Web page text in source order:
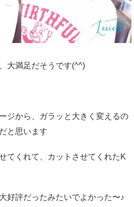
大満足だそうです(^^)
ジから、ガラッと大きく変えるの
と思います
てくれて、カットさせてくれたK
好評だったみたいでよかった〜♪